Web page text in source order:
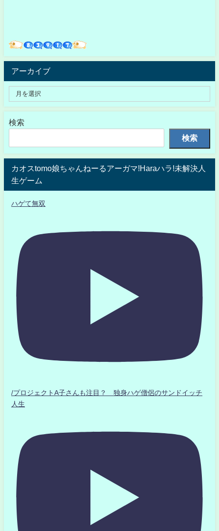
アーカイブ
検索
検索
カオスtomo娘ちゃんねーるアーガマ!Haraハラ!未解決人
生ゲーム
ハゲて無双
/プロジェクトA子さんも注目？ 独身ハゲ僧侶のサンドイッチ
人生